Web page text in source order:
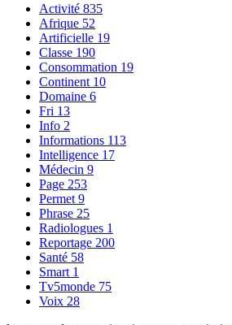
Activité 835
Afrique 52
Artificielle 19
Classe 190
Consommation 19
Continent 10
Domaine 6
Fri 13
Info 2
Informations 113
Intelligence 17
Médecin 9
Page 253
Permet 9
Phrase 25
Radiologues 1
Reportage 200
Santé 58
Smart 1
Tv5monde 75
Voix 28